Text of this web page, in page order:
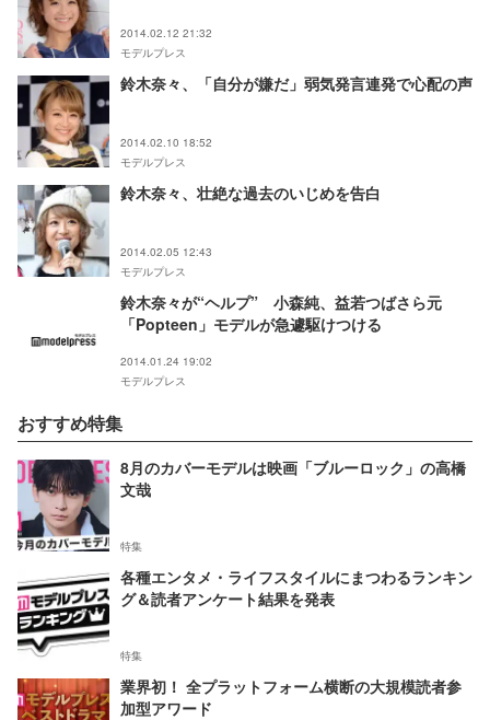
2014.02.12 21:32
モデルプレス
鈴木奈々、「自分が嫌だ」弱気発言連発で心配の声
2014.02.10 18:52
モデルプレス
鈴木奈々、壮絶な過去のいじめを告白
2014.02.05 12:43
モデルプレス
鈴木奈々が“ヘルプ” 小森純、益若つばさら元
「Popteen」モデルが急遽駆けつける
2014.01.24 19:02
モデルプレス
おすすめ特集
8月のカバーモデルは映画「ブルーロック」の高橋
文哉
特集
各種エンタメ・ライフスタイルにまつわるランキン
グ＆読者アンケート結果を発表
特集
業界初！ 全プラットフォーム横断の大規模読者参
加型アワード